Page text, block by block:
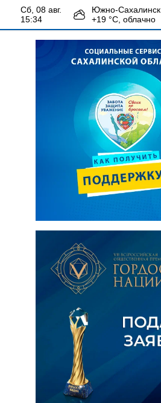
сб, 08 авг.
15:34
Южно-Сахалинск
+19 °С, облачно